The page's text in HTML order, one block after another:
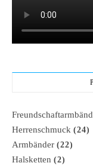
Herrenschmuck (24)
Armbänder (22)
Halsketten (2)